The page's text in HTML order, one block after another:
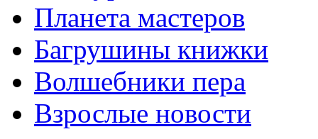
Планета мастеров
Багрушины книжки
Волшебники пера
Взрослые новости